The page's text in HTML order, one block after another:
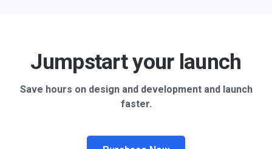
Jumpstart your launch
Save hours on design and development and launch
faster.